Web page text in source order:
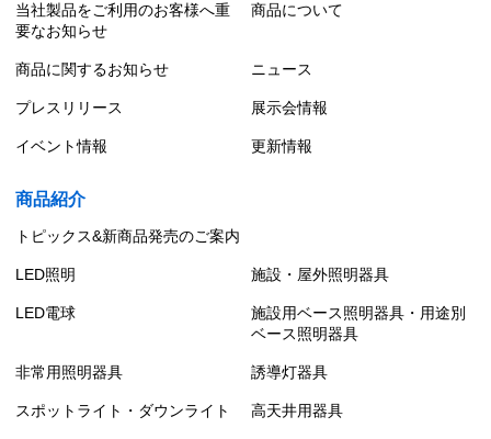
当社製品をご利用のお客様へ重
要なお知らせ
商品について
商品に関するお知らせ ニュース
プレスリリース 展示会情報
イベント情報 更新情報
商品紹介
トピックス&新商品発売のご案内
LED照明 施設・屋外照明器具
LED電球
施設用ベース照明器具・用途別
ベース照明器具
非常用照明器具 誘導灯器具
スポットライト・ダウンライト 高天井用器具